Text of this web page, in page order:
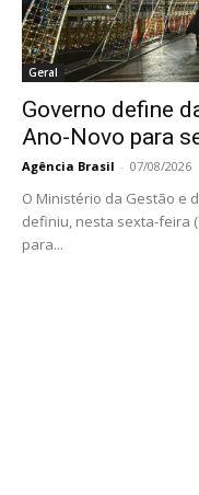
Geral
Governo define
Ano-Novo para
Agência Brasil - 07/08/2026
O Ministério da Gestão e
definiu, nesta sexta-feira
para...